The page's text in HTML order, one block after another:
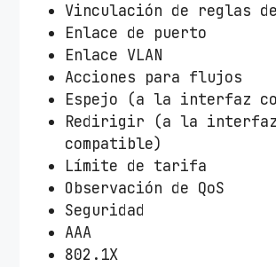
Vinculación de reglas de
Enlace de puerto
Enlace VLAN
Acciones para flujos
Espejo (a la interfaz
Redirigir (a la interfaz
compatible)
Límite de tarifa
Observación de QoS
Seguridad
AAA
802.1X